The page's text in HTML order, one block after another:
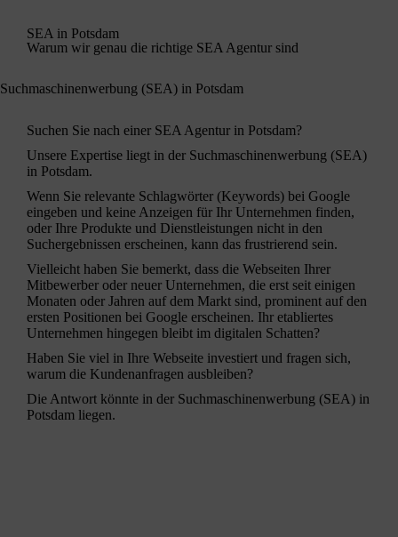
SEA in Potsdam
Warum wir genau die richtige SEA Agentur sind
Suchmaschinenwerbung (SEA) in Potsdam
Suchen Sie nach einer SEA Agentur in Potsdam?
Unsere Expertise liegt in der Suchmaschinenwerbung (SEA)
in Potsdam.
Wenn Sie relevante Schlagwörter (Keywords) bei Google
eingeben und keine Anzeigen für Ihr Unternehmen finden,
oder Ihre Produkte und Dienstleistungen nicht in den
Suchergebnissen erscheinen, kann das frustrierend sein.
Vielleicht haben Sie bemerkt, dass die Webseiten Ihrer
Mitbewerber oder neuer Unternehmen, die erst seit einigen
Monaten oder Jahren auf dem Markt sind, prominent auf den
ersten Positionen bei Google erscheinen. Ihr etabliertes
Unternehmen hingegen bleibt im digitalen Schatten?
Haben Sie viel in Ihre Webseite investiert und fragen sich,
warum die Kundenanfragen ausbleiben?
Die Antwort könnte in der Suchmaschinenwerbung (SEA) in
Potsdam liegen.